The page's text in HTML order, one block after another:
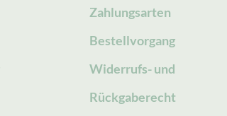
Zahlungsarten
Bestellvorgang
Widerrufs- und
Rückgaberecht